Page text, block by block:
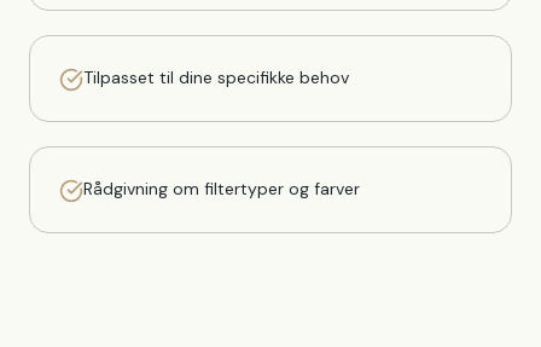
Tilpasset til dine specifikke behov
Rådgivning om filtertyper og farver